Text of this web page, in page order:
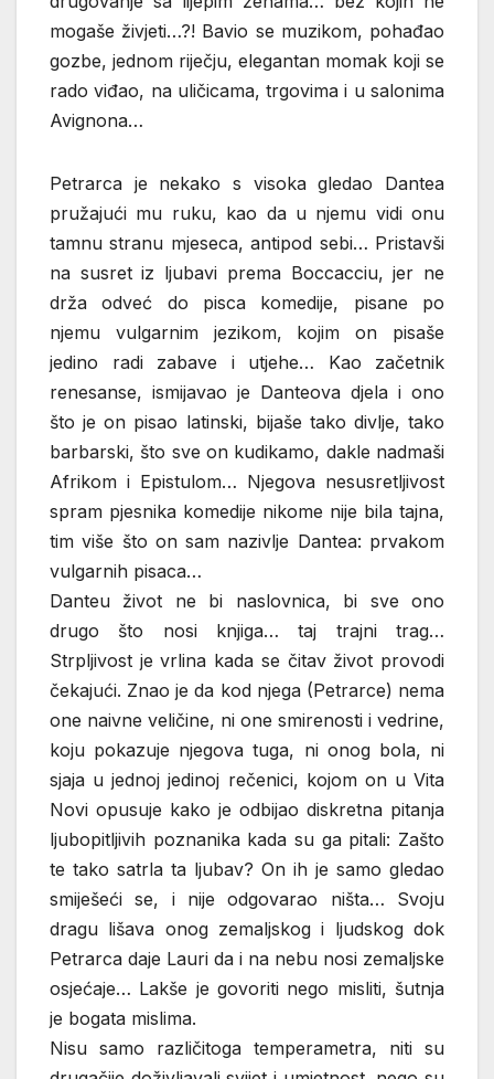
mogaše živjeti…?! Bavio se muzikom, pohađao
gozbe, jednom riječju, elegantan momak koji se
rado viđao, na uličicama, trgovima i u salonima
Avignona…
Petrarca je nekako s visoka gledao Dantea
pružajući mu ruku, kao da u njemu vidi onu
tamnu stranu mjeseca, antipod sebi… Pristavši
na susret iz ljubavi prema Boccacciu, jer ne
drža odveć do pisca komedije, pisane po
njemu vulgarnim jezikom, kojim on pisaše
jedino radi zabave i utjehe… Kao začetnik
renesanse, ismijavao je Danteova djela i ono
što je on pisao latinski, bijaše tako divlje, tako
barbarski, što sve on kudikamo, dakle nadmaši
Afrikom i Epistulom… Njegova nesusretljivost
spram pjesnika komedije nikome nije bila tajna,
tim više što on sam nazivlje Dantea: prvakom
vulgarnih pisaca…
Danteu život ne bi naslovnica, bi sve ono
drugo što nosi knjiga… taj trajni trag…
Strpljivost je vrlina kada se čitav život provodi
čekajući. Znao je da kod njega (Petrarce) nema
one naivne veličine, ni one smirenosti i vedrine,
koju pokazuje njegova tuga, ni onog bola, ni
sjaja u jednoj jedinoj rečenici, kojom on u Vita
Novi opusuje kako je odbijao diskretna pitanja
ljubopitljivih poznanika kada su ga pitali: Zašto
te tako satrla ta ljubav? On ih je samo gledao
smiješeći se, i nije odgovarao ništa… Svoju
dragu lišava onog zemaljskog i ljudskog dok
Petrarca daje Lauri da i na nebu nosi zemaljske
osjećaje… Lakše je govoriti nego misliti, šutnja
je bogata mislima.
Nisu samo različitoga temperametra, niti su